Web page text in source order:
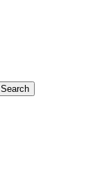
Search